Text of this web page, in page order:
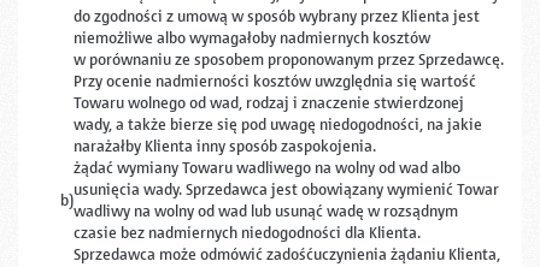
do zgodności z umową w sposób wybrany przez Klienta jest
niemożliwe albo wymagałoby nadmiernych kosztów
w porównaniu ze sposobem proponowanym przez Sprzedawcę.
Przy ocenie nadmierności kosztów uwzględnia się wartość
Towaru wolnego od wad, rodzaj i znaczenie stwierdzonej
wady, a także bierze się pod uwagę niedogodności, na jakie
narażałby Klienta inny sposób zaspokojenia.
b)
żądać wymiany Towaru wadliwego na wolny od wad albo
usunięcia wady. Sprzedawca jest obowiązany wymienić Towar
wadliwy na wolny od wad lub usunąć wadę w rozsądnym
czasie bez nadmiernych niedogodności dla Klienta.
Sprzedawca może odmówić zadośćuczynienia żądaniu Klienta,